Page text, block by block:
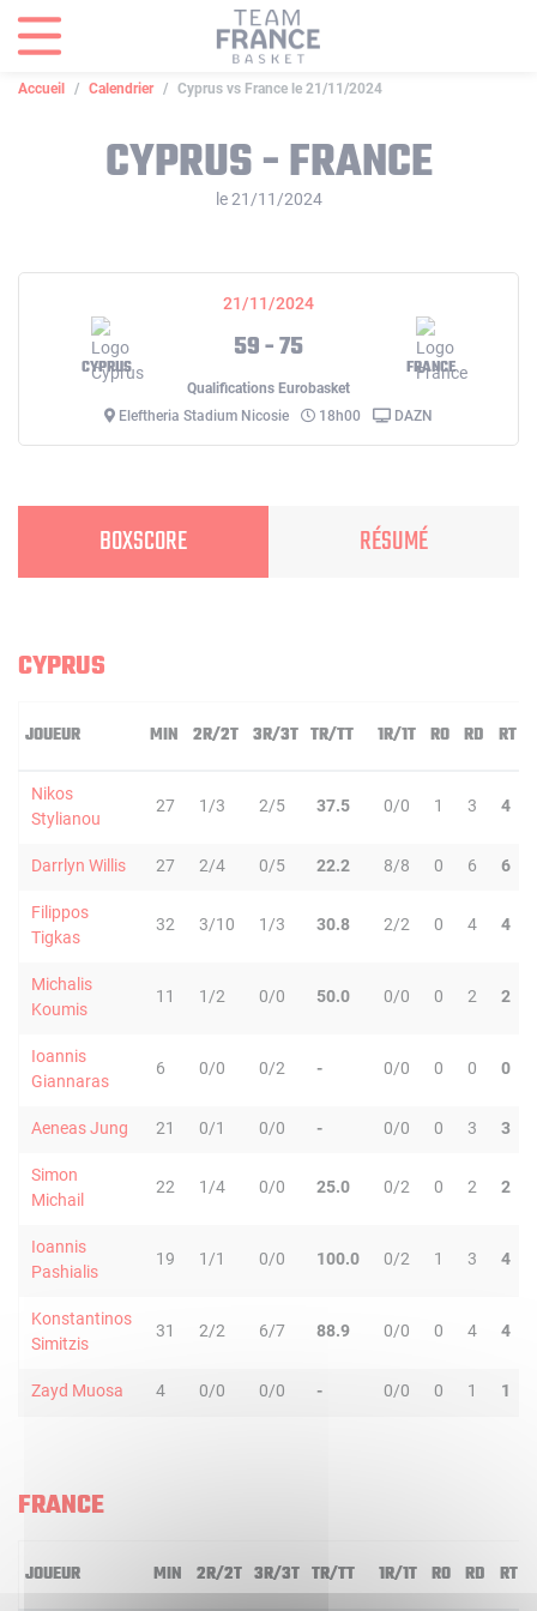
Accueil Calendrier Cyprus vs France le 21/11/2024
CYPRUS - FRANCE
le 21/11/2024
21/11/2024
CYPRUS
59 - 75
FRANCE
Qualifications Eurobasket
Eleftheria Stadium Nicosie
18h00 DAZN
BOXSCORE RÉSUMÉ
CYPRUS
JOUEUR MIN 2R/2T 3R/3T TR/TT 1R/1T RO RD RT
Nikos
Stylianou
27 1/3 2/5 37.5 0/0 1 3 4
Darrlyn Willis 27 2/4 0/5 22.2 8/8 0 6 6
Filippos
Tigkas
32 3/10 1/3 30.8 2/2 0 4 4
Michalis
Koumis
11 1/2 0/0 50.0 0/0 0 2 2
Ioannis
Giannaras
6 0/0 0/2 - 0/0 0 0 0
Aeneas Jung 21 0/1 0/0 - 0/0 0 3 3
Simon
Michail
22 1/4 0/0 25.0 0/2 0 2 2
Ioannis
Pashialis
19 1/1 0/0 100.0 0/2 1 3 4
Konstantinos
Simitzis
31 2/2 6/7 88.9 0/0 0 4 4
Zayd Muosa 4 0/0 0/0 - 0/0 0 1 1
FRANCE
JOUEUR MIN 2R/2T 3R/3T TR/TT 1R/1T RO RD RT
Panneau de gestion des cookies